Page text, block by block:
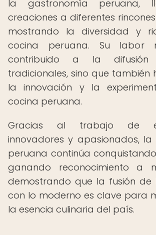
la gastronomía peruana,
creaciones a diferentes
mostrando la diversidad y
cocina peruana. Su labor
contribuido a la
tradicionales, sino que también
la innovación y la
cocina peruana.
Gracias al trabajo de
innovadores y apasionados,
peruana continúa
ganando reconocimiento a
demostrando que la fusión de
con lo moderno es clave para
la esencia culinaria del país.